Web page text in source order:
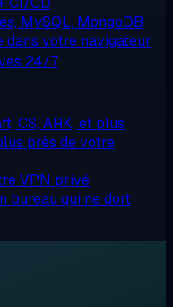
MySQL, MongoDB
dans votre navigateur
24/7
CS, ARK, et plus
près de votre
VPN privé
bureau qui ne dort